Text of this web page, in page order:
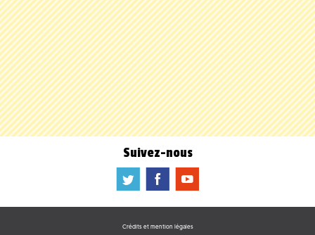
Suivez-nous
a b f
Crédits et mention légales